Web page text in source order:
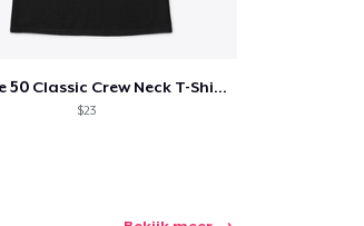
Episode 50 Classic Crew Neck T-Shirt
$23